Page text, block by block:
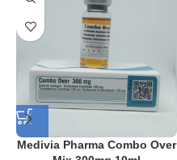
Medivia Pharma Combo Over